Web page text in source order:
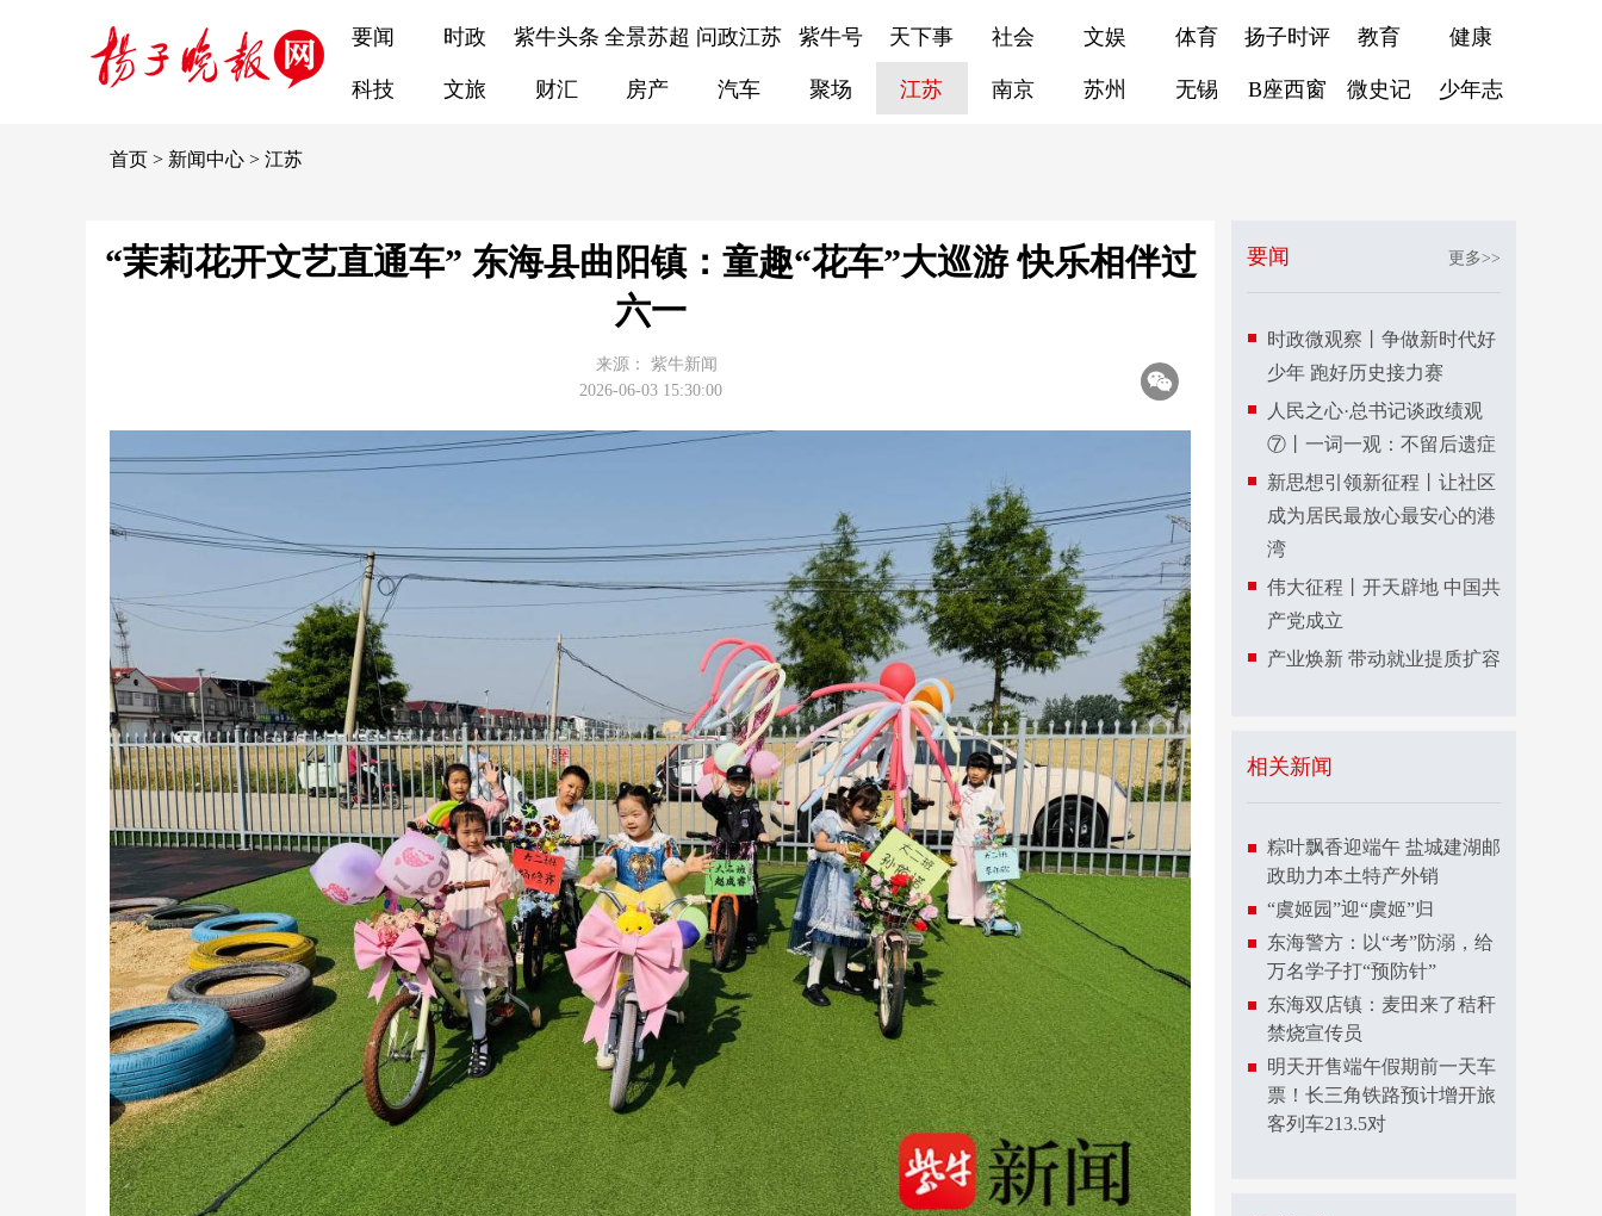
要闻 时政 紫牛头条 全景苏超 问政江苏 紫牛号 天下事 社会 文娱 体育 扬子时评 教育 健康
科技 文旅 财汇 房产 汽车 聚场 江苏 南京 苏州 无锡 B座西窗 微史记 少年志
首页 > 新闻中心 > 江苏
“茉莉花开文艺直通车” 东海县曲阳镇：童趣“花车”大巡游 快乐相伴过
六一
来源：
紫牛新闻
2026-06-03 15:30:00
要闻 更多>>
时政微观察丨争做新时代好
少年 跑好历史接力赛
人民之心·总书记谈政绩观
⑦丨一词一观：不留后遗症
新思想引领新征程丨让社区
成为居民最放心最安心的港
湾
伟大征程丨开天辟地 中国共
产党成立
产业焕新 带动就业提质扩容
相关新闻
粽叶飘香迎端午 盐城建湖邮
政助力本土特产外销
“虞姬园”迎“虞姬”归
东海警方：以“考”防溺，给
万名学子打“预防针”
东海双店镇：麦田来了秸秆
禁烧宣传员
明天开售端午假期前一天车
票！长三角铁路预计增开旅
客列车213.5对